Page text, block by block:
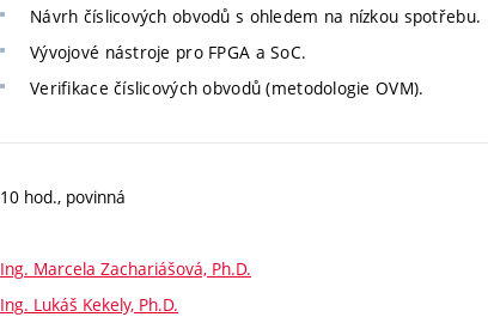
Návrh číslicových obvodů s ohledem na nízkou spotřebu.
Vývojové nástroje pro FPGA a SoC.
Verifikace číslicových obvodů (metodologie OVM).
10 hod., povinná
Ing. Marcela Zachariášová, Ph.D.
Ing. Lukáš Kekely, Ph.D.